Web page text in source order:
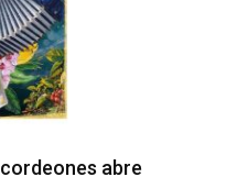
‘Capital